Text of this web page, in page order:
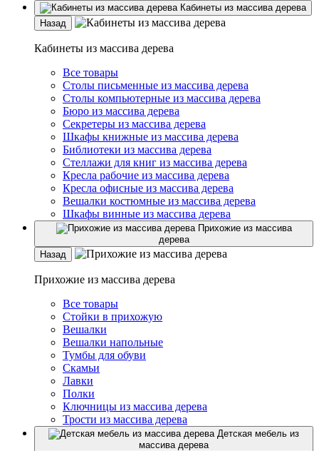
Кабинеты из массива дерева
Назад
Кабинеты из массива дерева
Все товары
Столы письменные из массива дерева
Столы компьютерные из массива дерева
Бюро из массива дерева
Секретеры из массива дерева
Шкафы книжные из массива дерева
Библиотеки из массива дерева
Стеллажи для книг из массива дерева
Кресла рабочие из массива дерева
Кресла офисные из массива дерева
Вешалки костюмные из массива дерева
Шкафы винные из массива дерева
Прихожие из массива
дерева
Назад
Прихожие из массива дерева
Все товары
Стойки в прихожую
Вешалки
Вешалки напольные
Тумбы для обуви
Скамьи
Лавки
Полки
Ключницы из массива дерева
Трости из массива дерева
Детская мебель из
массива дерева